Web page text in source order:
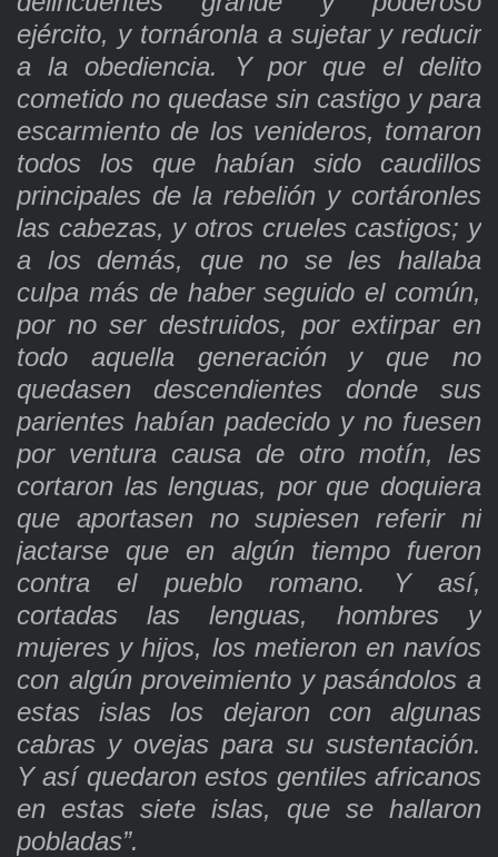
ejército, y tornáronla a sujetar y reducir
a la obediencia. Y por que el delito
cometido no quedase sin castigo y para
escarmiento de los venideros, tomaron
todos los que habían sido caudillos
principales de la rebelión y cortáronles
las cabezas, y otros crueles castigos; y
a los demás, que no se les hallaba
culpa más de haber seguido el común,
por no ser destruidos, por extirpar en
todo aquella generación y que no
quedasen descendientes donde sus
parientes habían padecido y no fuesen
por ventura causa de otro motín, les
cortaron las lenguas, por que doquiera
que aportasen no supiesen referir ni
jactarse que en algún tiempo fueron
contra el pueblo romano. Y así,
cortadas las lenguas, hombres y
mujeres y hijos, los metieron en navíos
con algún proveimiento y pasándolos a
estas islas los dejaron con algunas
cabras y ovejas para su sustentación.
Y así quedaron estos gentiles africanos
en estas siete islas, que se hallaron
pobladas”.